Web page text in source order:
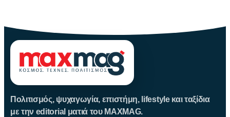
Πολιτισμός, ψυχαγωγία, επιστήμη, lifestyle και ταξίδια
με την editorial ματιά του MAXMAG.